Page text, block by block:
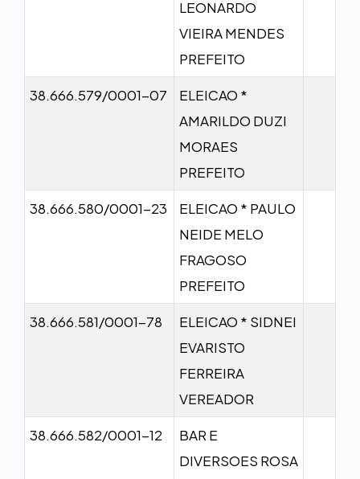
LEONARDO
VIEIRA MENDES
PREFEITO
38.666.579/0001-07
ELEICAO *
AMARILDO DUZI
MORAES
PREFEITO
38.666.580/0001-23
ELEICAO * PAULO
NEIDE MELO
FRAGOSO
PREFEITO
38.666.581/0001-78
ELEICAO * SIDNEI
EVARISTO
FERREIRA
VEREADOR
38.666.582/0001-12
BAR E
DIVERSOES ROSA